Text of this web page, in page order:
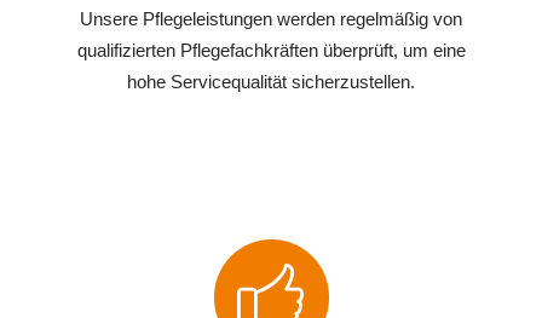
Unsere Pflegeleistungen werden regelmäßig von
qualifizierten Pflegefachkräften überprüft, um eine
hohe Servicequalität sicherzustellen.